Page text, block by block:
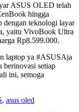
ASUS OLED telah
hingga
teknologi layar
yaitu VivoBook Ultra
Rp8.599.000.
laptop ya #ASUSAja
berinovasi setiap
ini, semoga
, asus oled